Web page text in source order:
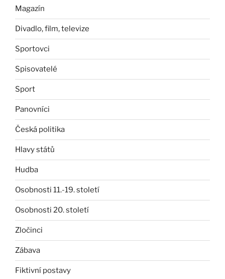
Magazín
Divadlo, film, televize
Sportovci
Spisovatelé
Sport
Panovníci
Česká politika
Hlavy států
Hudba
Osobnosti 11.-19. století
Osobnosti 20. století
Zločinci
Zábava
Fiktivní postavy